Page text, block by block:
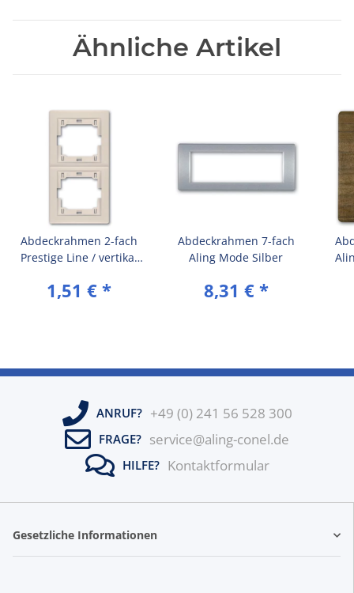
Ähnliche Artikel
Abdeckrahmen 2-fach
Prestige Line / vertikal
Beige (RAL 1013)
1,51 € *
Abdeckrahmen 7-fach
Aling Mode Silber
8,31 € *
ANRUF? +49 (0) 241 56 528 300
FRAGE? service@aling-conel.de
HILFE? Kontaktformular
Gesetzliche Informationen